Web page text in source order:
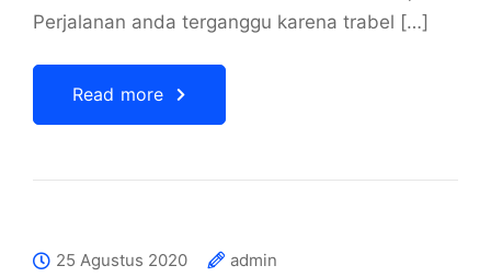
Perjalanan anda terganggu karena trabel […]
Read more
25 Agustus 2020
admin